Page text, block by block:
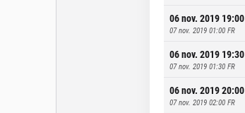
06 nov. 2019 19:00
07 nov. 2019 01:00 FR
06 nov. 2019 19:30
07 nov. 2019 01:30 FR
06 nov. 2019 20:00
07 nov. 2019 02:00 FR